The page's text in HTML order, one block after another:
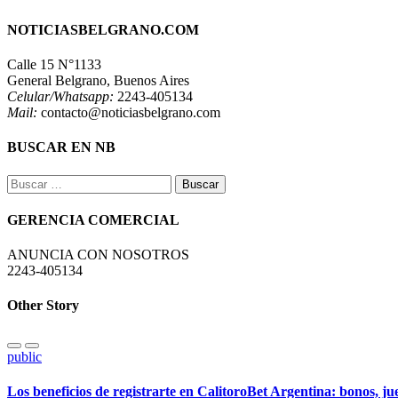
NOTICIASBELGRANO.COM
Calle 15 N°1133
General Belgrano, Buenos Aires
Celular/Whatsapp: 2243-405134
Mail: contacto@noticiasbelgrano.com
BUSCAR EN NB
Buscar:
GERENCIA COMERCIAL
ANUNCIA CON NOSOTROS
2243-405134
Other Story
public
Los beneficios de registrarte en CalitoroBet Argentina: bonos,